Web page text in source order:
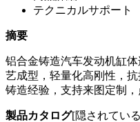
テクニカルサポート
摘要
铝合金铸造汽车发动机缸
艺成型，轻量化高刚性，
铸造经验，支持来图定制，
製品カタログ[隠されている